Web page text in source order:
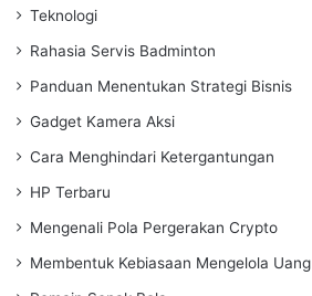
Teknologi
Rahasia Servis Badminton
Panduan Menentukan Strategi Bisnis
Gadget Kamera Aksi
Cara Menghindari Ketergantungan
HP Terbaru
Mengenali Pola Pergerakan Crypto
Membentuk Kebiasaan Mengelola Uang